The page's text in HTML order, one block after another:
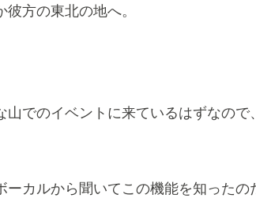
方の東北の地へ。
山でのイベントに来ているはずなので
ーカルから聞いてこの機能を知った